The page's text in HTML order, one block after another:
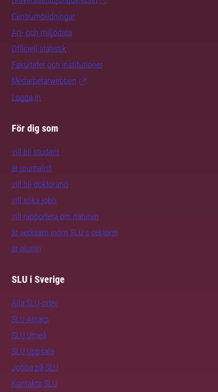
Centrumbildningar
Art- och miljödata
Officiell statistik
Fakulteter och institutioner
Medarbetarwebben
Logga in
För dig som
vill bli student
är journalist
vill bli doktorand
vill söka jobb
vill rapportera om naturen
är verksam inom SLU:s sektorer
är alumn
SLU i Sverige
Alla SLU-orter
SLU Alnarp
SLU Umeå
SLU Uppsala
Jobba på SLU
Kontakta SLU